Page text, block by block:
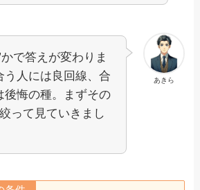
あきら
で答えが変わりま
う人には良回線、合
後悔の種。まずその
って見ていきまし